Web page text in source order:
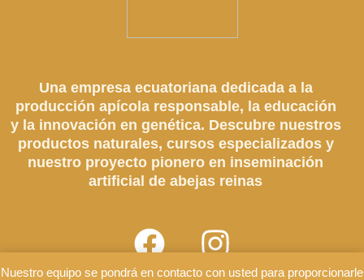
Nuestro equipo se pondrá en contacto con usted para proporcionarle
Una empresa ecuatoriana dedicada a la
producción apícola responsable, la educación
y la innovación en genética. Descubre nuestros
productos naturales, cursos especializados y
nuestro proyecto pionero en inseminación
artificial de abejas reinas